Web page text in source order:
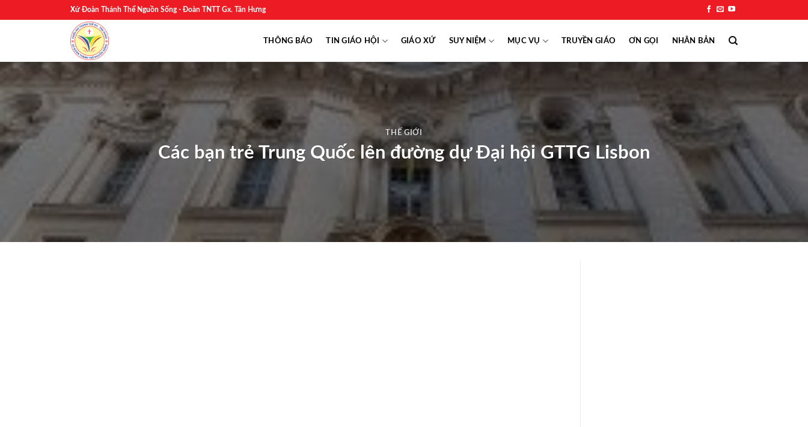
to
Xứ Đoàn Thánh Thể Nguồn Sống - Đoàn TNTT Gx. Tân Hưng
THÔNG BÁO TIN GIÁO HỘI GIÁO XỨ SUY NIỆM MỤC VỤ TRUYỀN GIÁO ƠN GỌI NHÂN BẢN
THẾ GIỚI
Các bạn trẻ Trung Quốc lên đường dự Đại hội GTTG Lisbon